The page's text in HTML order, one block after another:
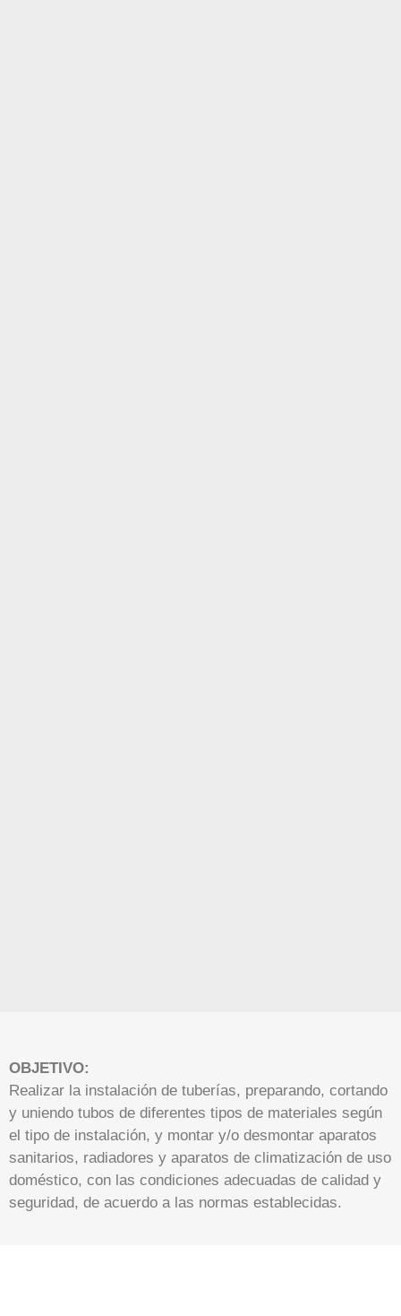
OBJETIVO:
Realizar la instalación de tuberías, preparando, cortando
y uniendo tubos de diferentes tipos de materiales según
el tipo de instalación, y montar y/o desmontar aparatos
sanitarios, radiadores y aparatos de climatización de uso
doméstico, con las condiciones adecuadas de calidad y
seguridad, de acuerdo a las normas establecidas.